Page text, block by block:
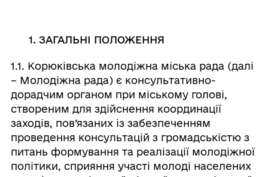
1. ЗАГАЛЬНІ ПОЛОЖЕННЯ
1.1. Корюківська молодіжна міська рада (далі
– Молодіжна рада) є консультативно-
дорадчим органом при міському голові,
створеним для здійснення координації
заходів, пов’язаних із забезпеченням
проведення консультацій з громадськістю з
питань формування та реалізації молодіжної
політики, сприяння участі молоді населених